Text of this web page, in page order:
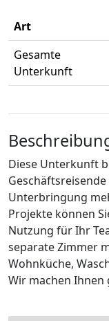
Art
Gesamte
Unterkunft
Diese Unterkunft
Unterbringung
Projekte können
Nutzung für Ihr
separate Zimmer
Wohnküche,
Wir machen Ihnen